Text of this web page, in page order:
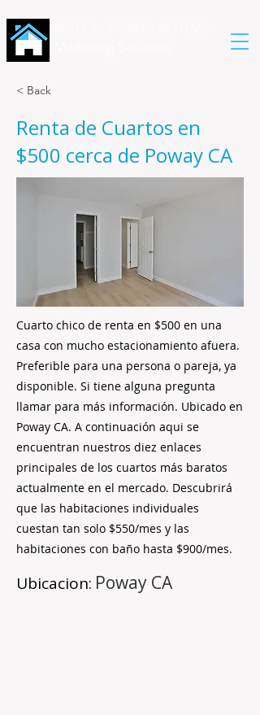
< Back
Renta de Cuartos en
$500 cerca de Poway CA
Cuarto chico de renta en $500 en una
casa con mucho estacionamiento afuera.
Preferible para una persona o pareja, ya
disponible. Si tiene alguna pregunta
llamar para más información. Ubicado en
Poway CA. A continuación aqui se
encuentran nuestros diez enlaces
principales de los cuartos más baratos
actualmente en el mercado. Descubrirá
que las habitaciones individuales
cuestan tan solo $550/mes y las
habitaciones con baño hasta $900/mes.
Ubicacion: Poway CA